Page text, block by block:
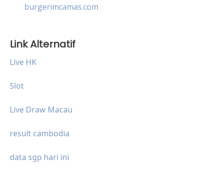
burgerimcamas.com
Link Alternatif
Live HK
Slot
Live Draw Macau
result cambodia
data sgp hari ini